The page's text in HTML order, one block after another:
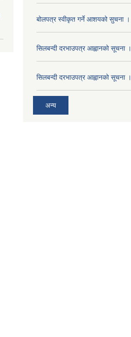
बोलपत्र स्वीकृत गर्ने आशयको सुचना ।
सिलबन्दी दरभाउपत्र आह्वानको सूचना ।
सिलबन्दी दरभाउपत्र आह्वानको सूचना ।
अन्य